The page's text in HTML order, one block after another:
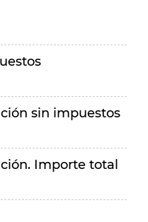
sin impuestos
Importe total